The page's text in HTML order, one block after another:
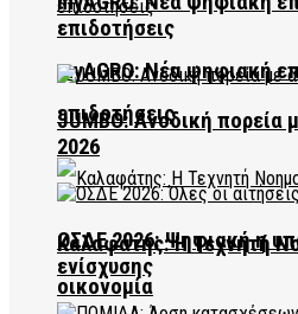
myAGRO: Νέα ψηφιακή
επιδοτήσεις
Καλαφάτης: Η Τεχνητή
οικονομία
επιδοτήσεις
JUMBO: Ανοδική
2026
ΟΣΔΕ 2026: Ψηφιακή η
ενίσχυσης